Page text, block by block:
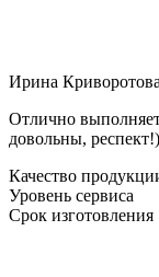
Ирина Криворотова
Отлично
довольны, респект!)
Качество
Уровень сервиса
Срок изготовления